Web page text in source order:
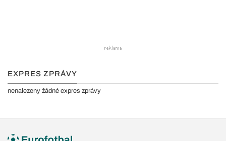
EXPRES ZPRÁVY
nenalezeny žádné expres zprávy